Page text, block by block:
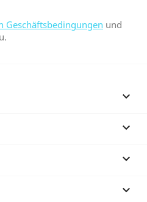
Geschäftsbedingungen und



